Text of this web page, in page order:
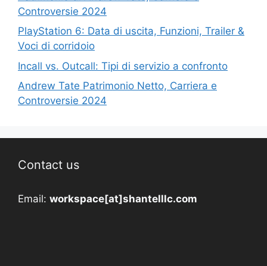
Controversie 2024
PlayStation 6: Data di uscita, Funzioni, Trailer &
Voci di corridoio
Incall vs. Outcall: Tipi di servizio a confronto
Andrew Tate Patrimonio Netto, Carriera e
Controversie 2024
Contact us
Email: workspace[at]shantelllc.com